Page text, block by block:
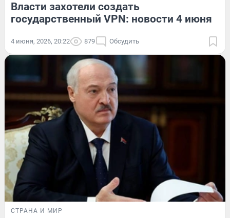
Власти захотели создать
государственный VPN: новости 4 июня
4 июня, 2026, 20:22 879 Обсудить
СТРАНА И МИР